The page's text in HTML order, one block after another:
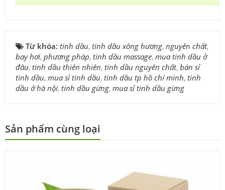
Từ khóa: tinh dầu, tinh dầu xông hương, nguyên chất,
bay hơi, phương pháp, tinh dầu massage, mua tinh dầu ở
đâu, tinh dầu thiên nhiên, tinh dầu nguyên chất, bán sỉ
tinh dầu, mua sỉ tinh dầu, tinh dầu tp hồ chí minh, tinh
dầu ở hà nội, tinh dầu gừng, mua sỉ tinh dầu gừng
Sản phẩm cùng loại